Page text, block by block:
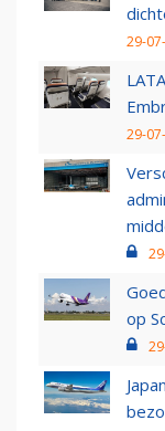
29-
29-
op